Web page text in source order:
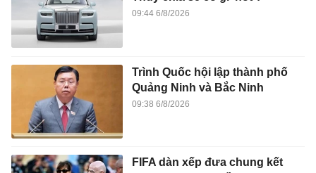
09:44 6/8/2026
Trình Quốc hội lập thành phố
Quảng Ninh và Bắc Ninh
09:38 6/8/2026
FIFA dàn xếp đưa chung kết